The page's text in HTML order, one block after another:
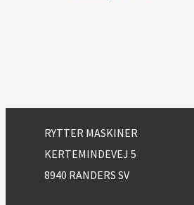
RYTTER MASKINER
KERTEMINDEVEJ 5
8940 RANDERS SV